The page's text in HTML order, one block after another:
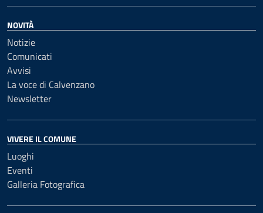
NOVITÀ
Notizie
Comunicati
Avvisi
La voce di Calvenzano
Newsletter
VIVERE IL COMUNE
Luoghi
Eventi
Galleria Fotografica